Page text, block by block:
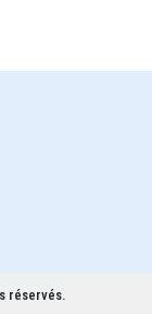
réservés.